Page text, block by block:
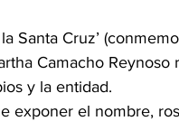
Santa Cruz’
Camacho
y la entidad.
exponer el nombre,